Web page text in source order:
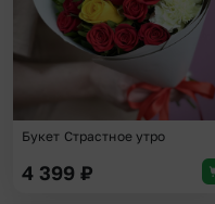
Букет Страстное утро
4 399 ₽